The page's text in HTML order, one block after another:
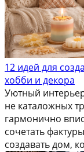
12 идей для
хобби и декора
Уютный
не каталожных
гармонично
сочетать
создавать дом,